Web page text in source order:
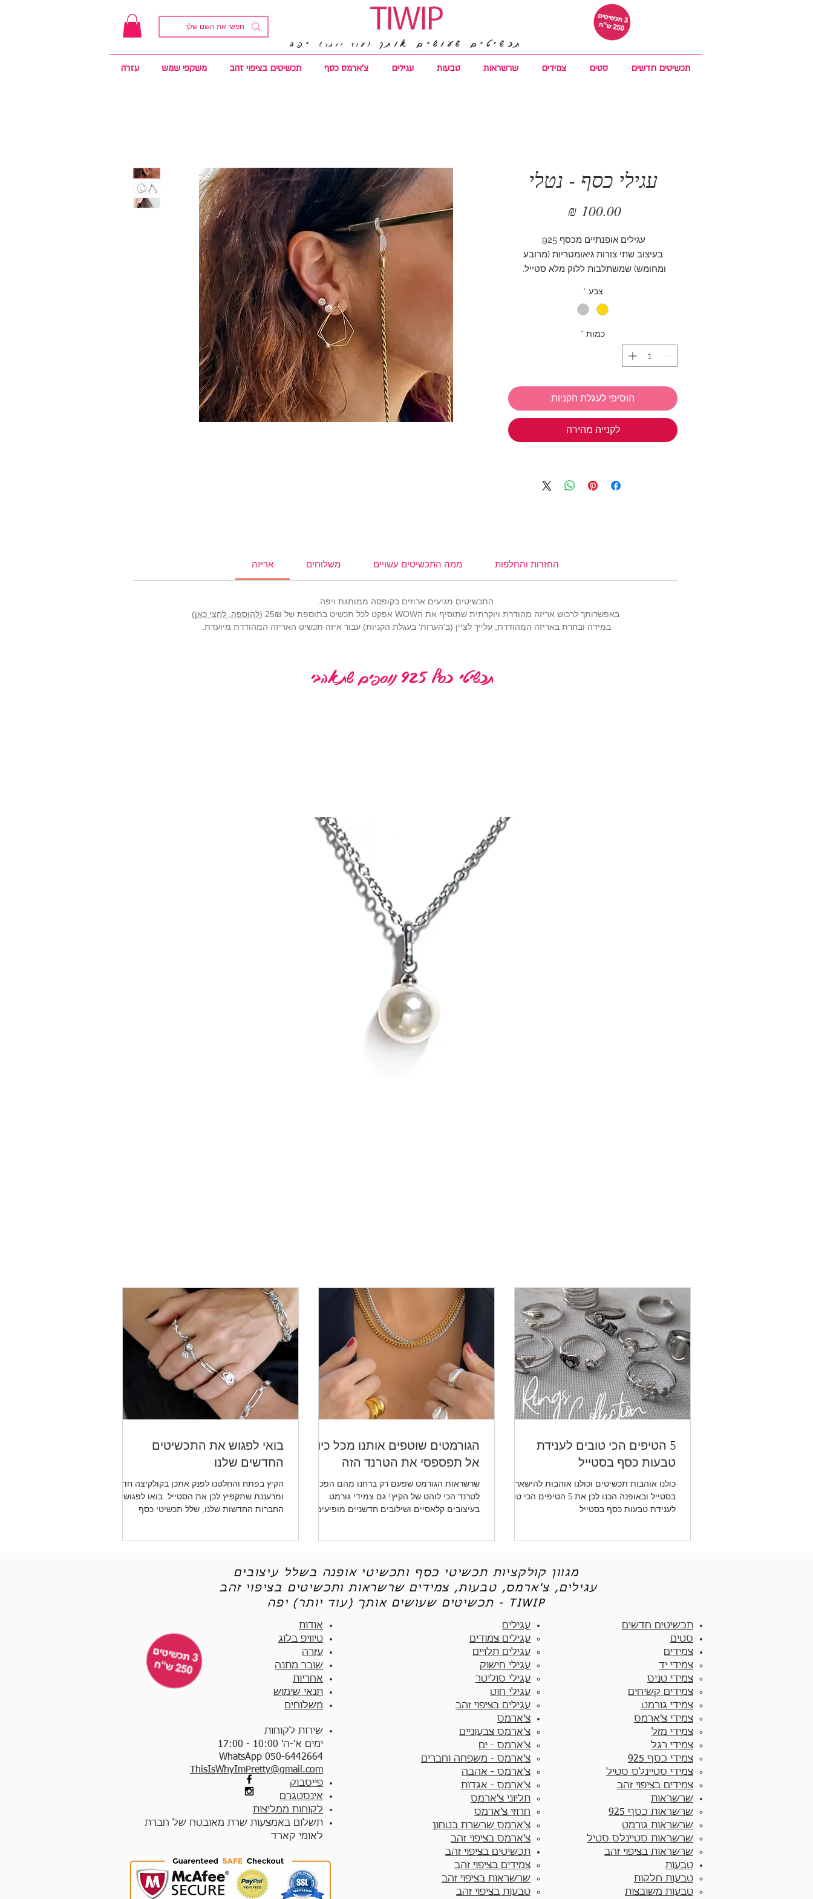
תכשיטים שעושים אותך (עוד יותר) יפה
תכשיטים חדשים סטים צמידים שרשראות טבעות עגילים צ'ארמס כסף תכשיטים בציפוי זהב משקפי שמש עזרה
עגילי כסף - נטלי
‏100.00 ‏₪ מחיר
עגילים אופנתיים מכסף 925,
בעיצוב שתי צורות גיאומטריות (מרובע
ומחומש) שמשתלבות ללוק מלא סטייל.
לבחירה בצבע כסף או עם ציפוי זהב. בשני
הצבעים העגילים עצמם עשויים סטרלינג כסף
אורך העגילים: כ-3 ס"מ
אנחנו ב TIWIP יודעות כמה כיף לתת ולקבל
מתנות
אז אל תשכחי את המבצע שלנו
בחרי 3 תכשיטים ושלמי רק 250₪ והמשלוח
תכשיטי כסף בציפוי זהב
צבע *
כמות *
הוסיפי לעגלת הקניות
לקנייה מהירה
אריזה משלוחים ממה התכשיטים עשויים החזרות והחלפות
התכשיטים מגיעים ארוזים בקופסה ממותגת ויפה.
באפשרותך לרכוש אריזה מהודרת ויוקרתית שתוסיף את הWOW אפקט לכל תכשיט בתוספת של 25₪ (
להוספה, לחצי כאן)
במידה ובחרת באריזה המהודרת, עלייך לציין (ב'הערות' בעגלת הקניות) עבור איזה תכשיט האריזה המהודרת מיועדת.
תכשיטי כסף 925 נוספים שתאהבי
אודט
לני
5 הטיפים הכי טובים לענידת
טבעות כסף בסטייל
כולנו אוהבות תכשיטים וכולנו אוהבות להישאר
בסטייל ובאופנה.הכנו לכן את 5 הטיפים הכי טובים
לענידת טבעות כסף בסטייל
הגורמטים שוטפים אותנו מכל כיוון -
אל תפספסי את הטרנד הזה
שרשראות הגורמט שפעם רק ברחנו מהם הפכו
לטרנד הכי לוהט של הקיץ! גם צמידי גורמט
בעיצובים קלאסיים ושילובים חדשניים מופיעים
בואי לפגוש את התכשיטים
החדשים שלנו
הקיץ בפתח והחלטנו לפנק אתכן בקולקיצה חדשה
ומרעננת שתקפיץ לכן את הסטייל. בואו לפגוש את
החברות החדשות שלנו, שלל תכשיטי כסף
מגוון קולקציות תכשיטי כסף ותכשיטי אופנה בשלל עיצובים
עגילים, צ'ארמס, טבעות, צמידים שרשראות ותכשיטים בציפוי זהב
תכשיטים שעושים אותך (עוד יותר) יפה - TIWIP
אודות
טיוויפ בלוג
עזרה
שובר מתנה
אחריות
תנאי שימוש
משלוחים
שירות לקוחות
ימים א'-ה' 10:00 - 17:00
WhatsApp 050-6442664
ThisIsWhyImPretty@gmail.com
פייסבוק
אינסטגרם
לקוחות ממליצות
תשלום באמצעות שרת מאובטח של חברת
לאומי קארד
עגילים
עגילים צמודים​
עגילים תלויים
עגילי חישוק
עגילי סוליטר
עגילי חוט
עגילים בציפוי זהב
צ'ארמס
צ'ארמס צבעוניים​
צ'ארמס - ים
צ'ארמס - משפחה וחברים
צ'ארמס - אהבה
צ'ארמס - אגדות
תליוני צ'ארמס
חרוזי צ'ארמס
צ'ארמס שרשרת בטחון
צ'ארמס בציפוי זהב
תכשיטים בציפוי זהב
צמידים בציפוי זהב​
שרשראות בציפוי זהב
טבעות בציפוי זהב
תכשיטים חדשים
סטים
צמידים
צמידי יד​
צמידי טניס
צמידים קשיחים
צמידי גורמט
צמידי צ'ארמס
צמידי מזל
צמידי רגל
צמידי כסף 925
צמידי סטיינלס סטיל
צמידים בציפוי זהב
שרשראות
שרשראות כסף 925​
שרשראות גורמט
שרשראות סטיינלס סטיל
שרשראות בציפוי זהב
טבעות
טבעות חלקות​
טבעות משובצות